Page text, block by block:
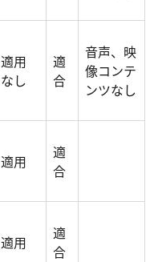
適用
なし
適
合
音声、映
像コンテ
ンツなし
適用
適
合
適用
適
合